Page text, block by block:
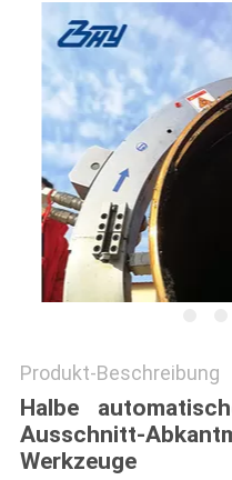
Produkt-Beschreibung
Halbe
Ausschnitt-
Werkzeuge